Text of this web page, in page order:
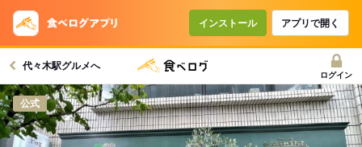
インストール アプリで開く
代々木駅グルメへ
ログイン
公式